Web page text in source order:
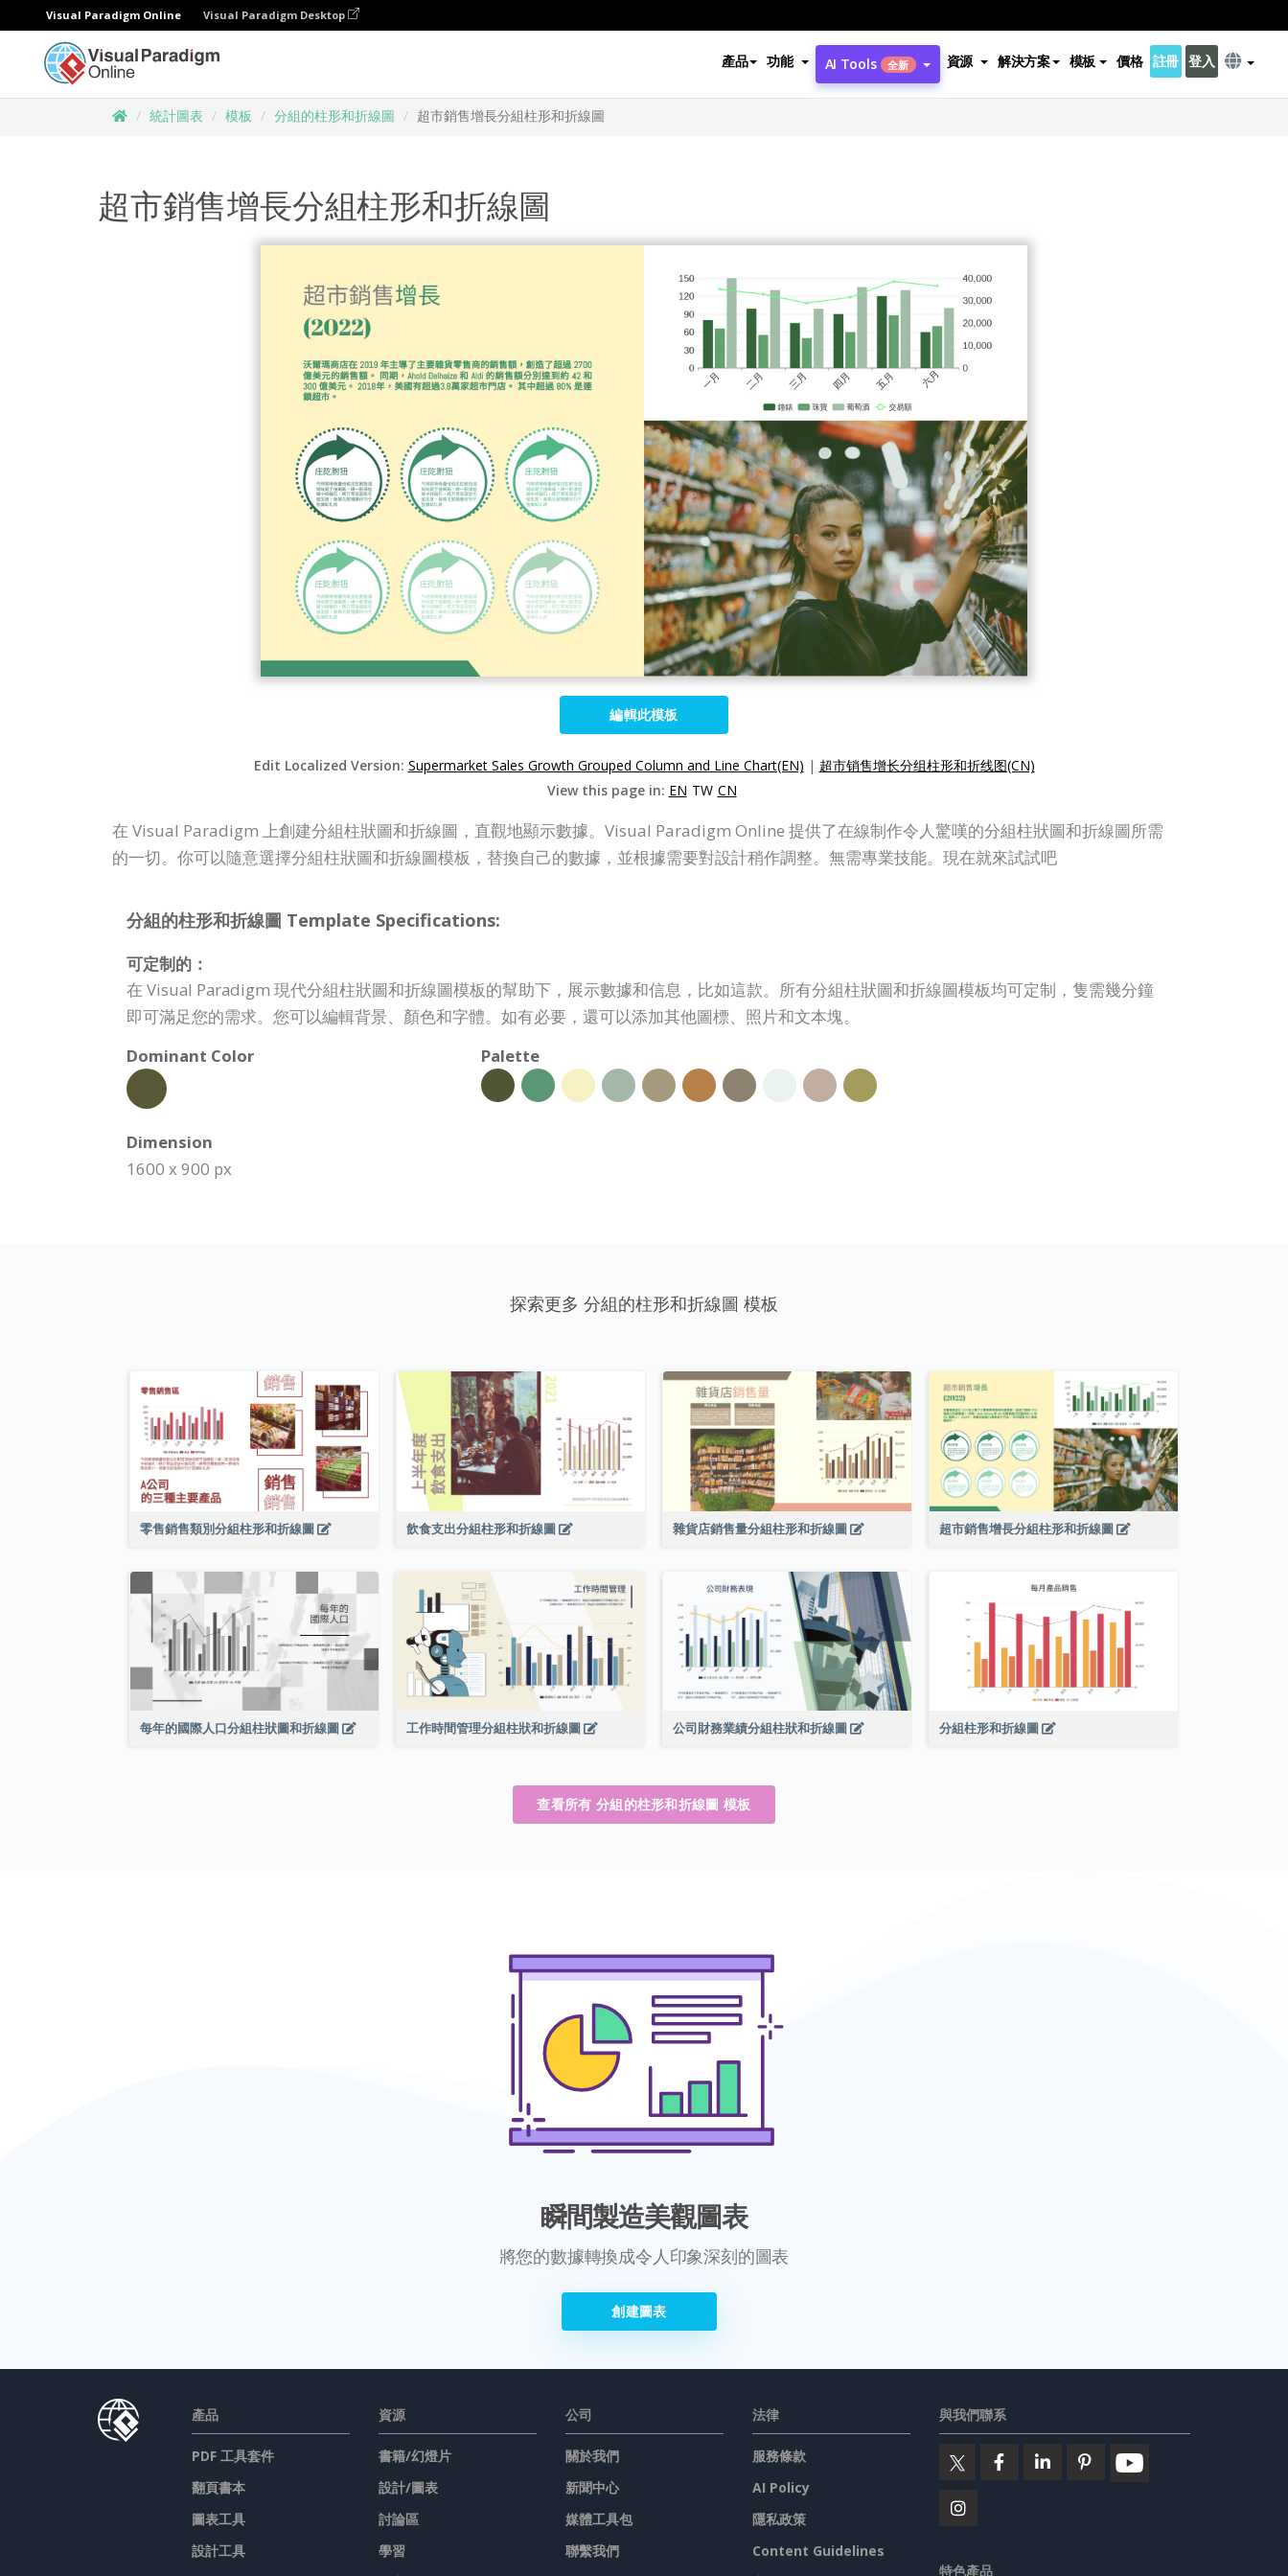
Visual Paradigm Online Visual Paradigm Desktop
產品 功能 AI Tools 全新 資源 解決方案 模板 價格 註冊 登入
統計圖表 模板 分組的柱形和折線圖 超市銷售增長分組柱形和折線圖
超市銷售增長分組柱形和折線圖
編輯此模板
Edit Localized Version: Supermarket Sales Growth Grouped Column and Line Chart(EN) | 超市销售增长分组柱形和折线图(CN)
View this page in: EN TW CN
在 Visual Paradigm 上創建分組柱狀圖和折線圖，直觀地顯示數據。Visual Paradigm Online 提供了在線制作令人驚嘆的分組柱狀圖和折線圖所需
的一切。你可以隨意選擇分組柱狀圖和折線圖模板，替換自己的數據，並根據需要對設計稍作調整。無需專業技能。現在就來試試吧
分組的柱形和折線圖 Template Specifications:
可定制的：
在 Visual Paradigm 現代分組柱狀圖和折線圖模板的幫助下，展示數據和信息，比如這款。所有分組柱狀圖和折線圖模板均可定制，隻需幾分鐘
即可滿足您的需求。您可以編輯背景、顏色和字體。如有必要，還可以添加其他圖標、照片和文本塊。
Dominant Color
Palette
Dimension
1600 x 900 px
探索更多 分組的柱形和折線圖 模板
零售銷售類別分組柱形和折線圖 飲食支出分組柱形和折線圖 雜貨店銷售量分組柱形和折線圖 超市銷售增長分組柱形和折線圖
每年的國際人口分組柱狀圖和折線圖 工作時間管理分組柱狀和折線圖 公司財務業績分組柱狀和折線圖 分組柱形和折線圖
查看所有 分組的柱形和折線圖 模板
瞬間製造美觀圖表
將您的數據轉換成令人印象深刻的圖表
創建圖表
產品
PDF 工具套件
翻頁書本
圖表工具
設計工具
資源
書籍/幻燈片
設計/圖表
討論區
學習
公司
關於我們
新聞中心
媒體工具包
聯繫我們
法律
服務條款
AI Policy
隱私政策
Content Guidelines
與我們聯系
特色產品